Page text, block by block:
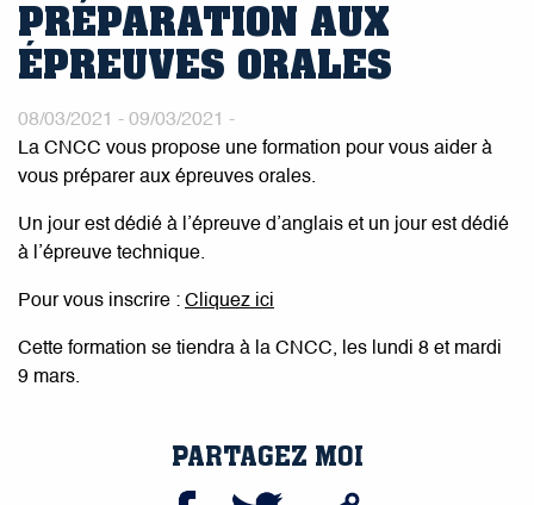
PRÉPARATION AUX
ÉPREUVES ORALES
08/03/2021 - 09/03/2021 -
La CNCC vous propose une formation pour vous aider à
vous préparer aux épreuves orales.
Un jour est dédié à l’épreuve d’anglais et un jour est dédié
à l’épreuve technique.
Pour vous inscrire : Cliquez ici
Cette formation se tiendra à la CNCC, les lundi 8 et mardi
9 mars.
PARTAGEZ MOI